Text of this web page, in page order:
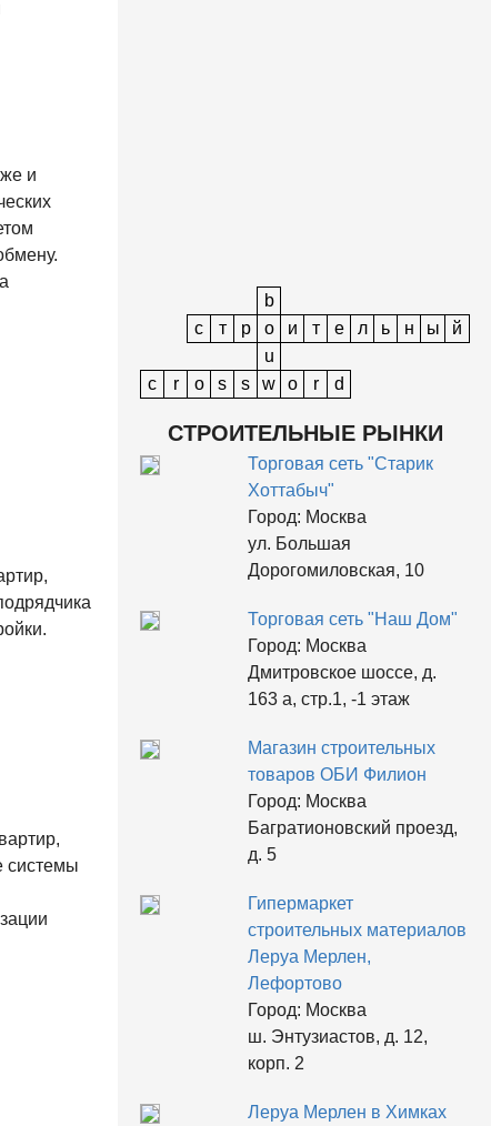
и
системы
b
с
т р o и т е л ь н ы
й
u
c
r o s s w o r d
СТРОИТЕЛЬНЫЕ РЫНКИ
Торговая сеть "Старик
Хоттабыч"
Город: Москва
ул. Большая
Дорогомиловская, 10
Торговая сеть "Наш Дом"
Город: Москва
Дмитровское шоссе, д.
163 а, стр.1, -1 этаж
Магазин строительных
товаров ОБИ Филион
Город: Москва
Багратионовский проезд,
д. 5
Гипермаркет
строительных материалов
Леруа Мерлен,
Лефортово
Город: Москва
ш. Энтузиастов, д. 12,
корп. 2
Леруа Мерлен в Химках